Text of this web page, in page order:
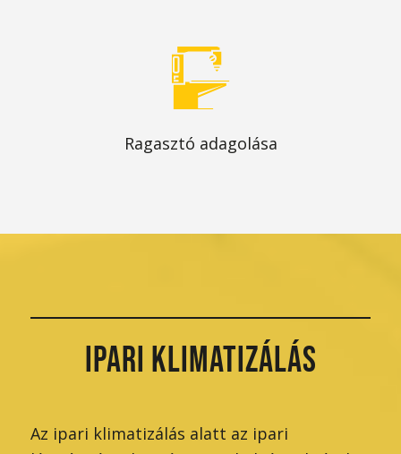
Ragasztó adagolása
IPARI KLIMATIZÁLÁS
Az ipari klimatizálás alatt az ipari